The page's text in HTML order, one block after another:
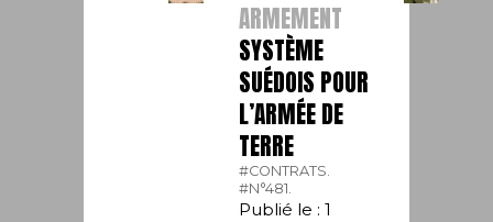
ARMEMENT
SYSTÈME
SUÉDOIS POUR
L’ARMÉE DE
TERRE
#CONTRATS.
#N°481.
Publié le : 1